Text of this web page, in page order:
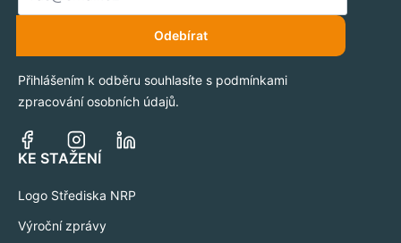
Odebírat
Přihlášením k odběru souhlasíte s podmínkami
zpracování osobních údajů.
KE STAŽENÍ
Logo Střediska NRP
Výroční zprávy